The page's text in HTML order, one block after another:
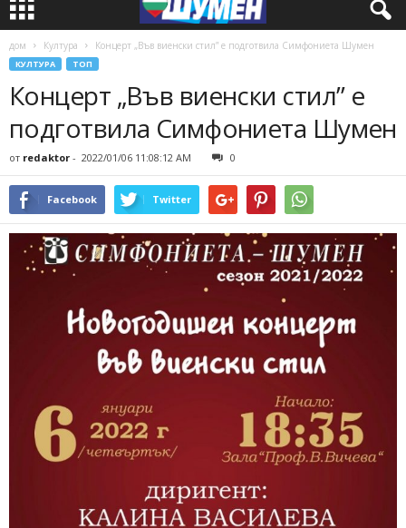
дом Култура Концерт „Във виенски стил” е подготвила Симфониета Шумен
КУЛТУРА ТОП
Концерт „Във виенски стил” е
подготвила Симфониета Шумен
от redaktor - 2022/01/06 11:08:12 AM 0
Facebook Twitter